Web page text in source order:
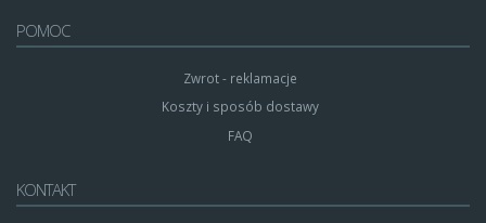
POMOC
Zwrot - reklamacje
Koszty i sposób dostawy
FAQ
KONTAKT